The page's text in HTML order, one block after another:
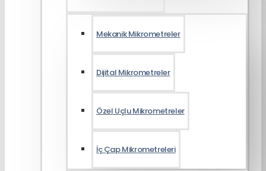
Mekanik Mikrometreler
Dijital Mikrometreler
Özel Uçlu Mikrometreler
İç Çap Mikrometreleri